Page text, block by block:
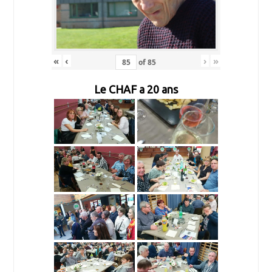
« ‹ of85 › »
Le CHAF a 20 ans